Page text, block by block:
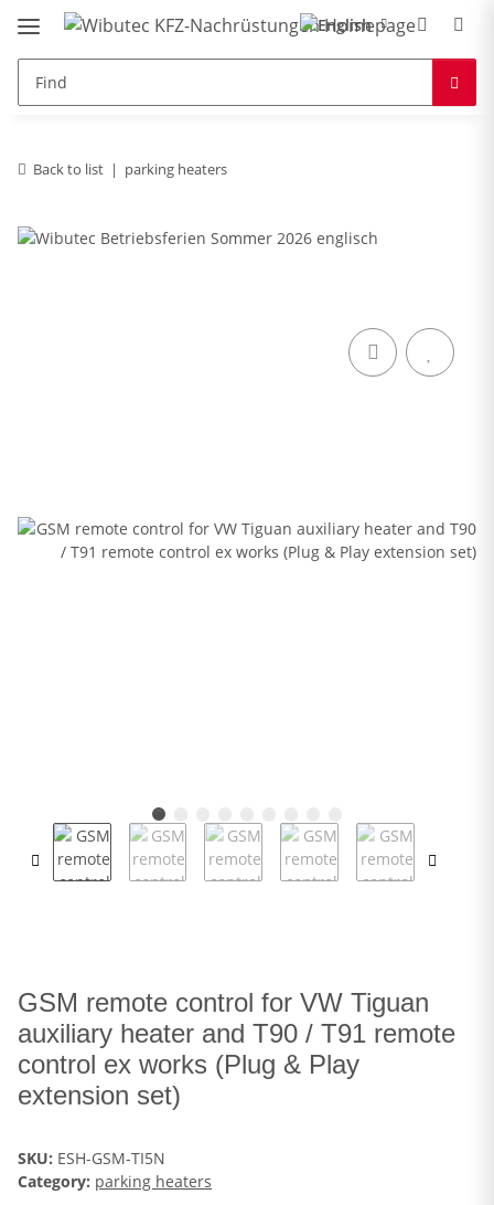
Back to list parking heaters
GSM remote control for VW Tiguan
auxiliary heater and T90 / T91 remote
control ex works (Plug & Play
extension set)
SKU: ESH-GSM-TI5N
Category: parking heaters